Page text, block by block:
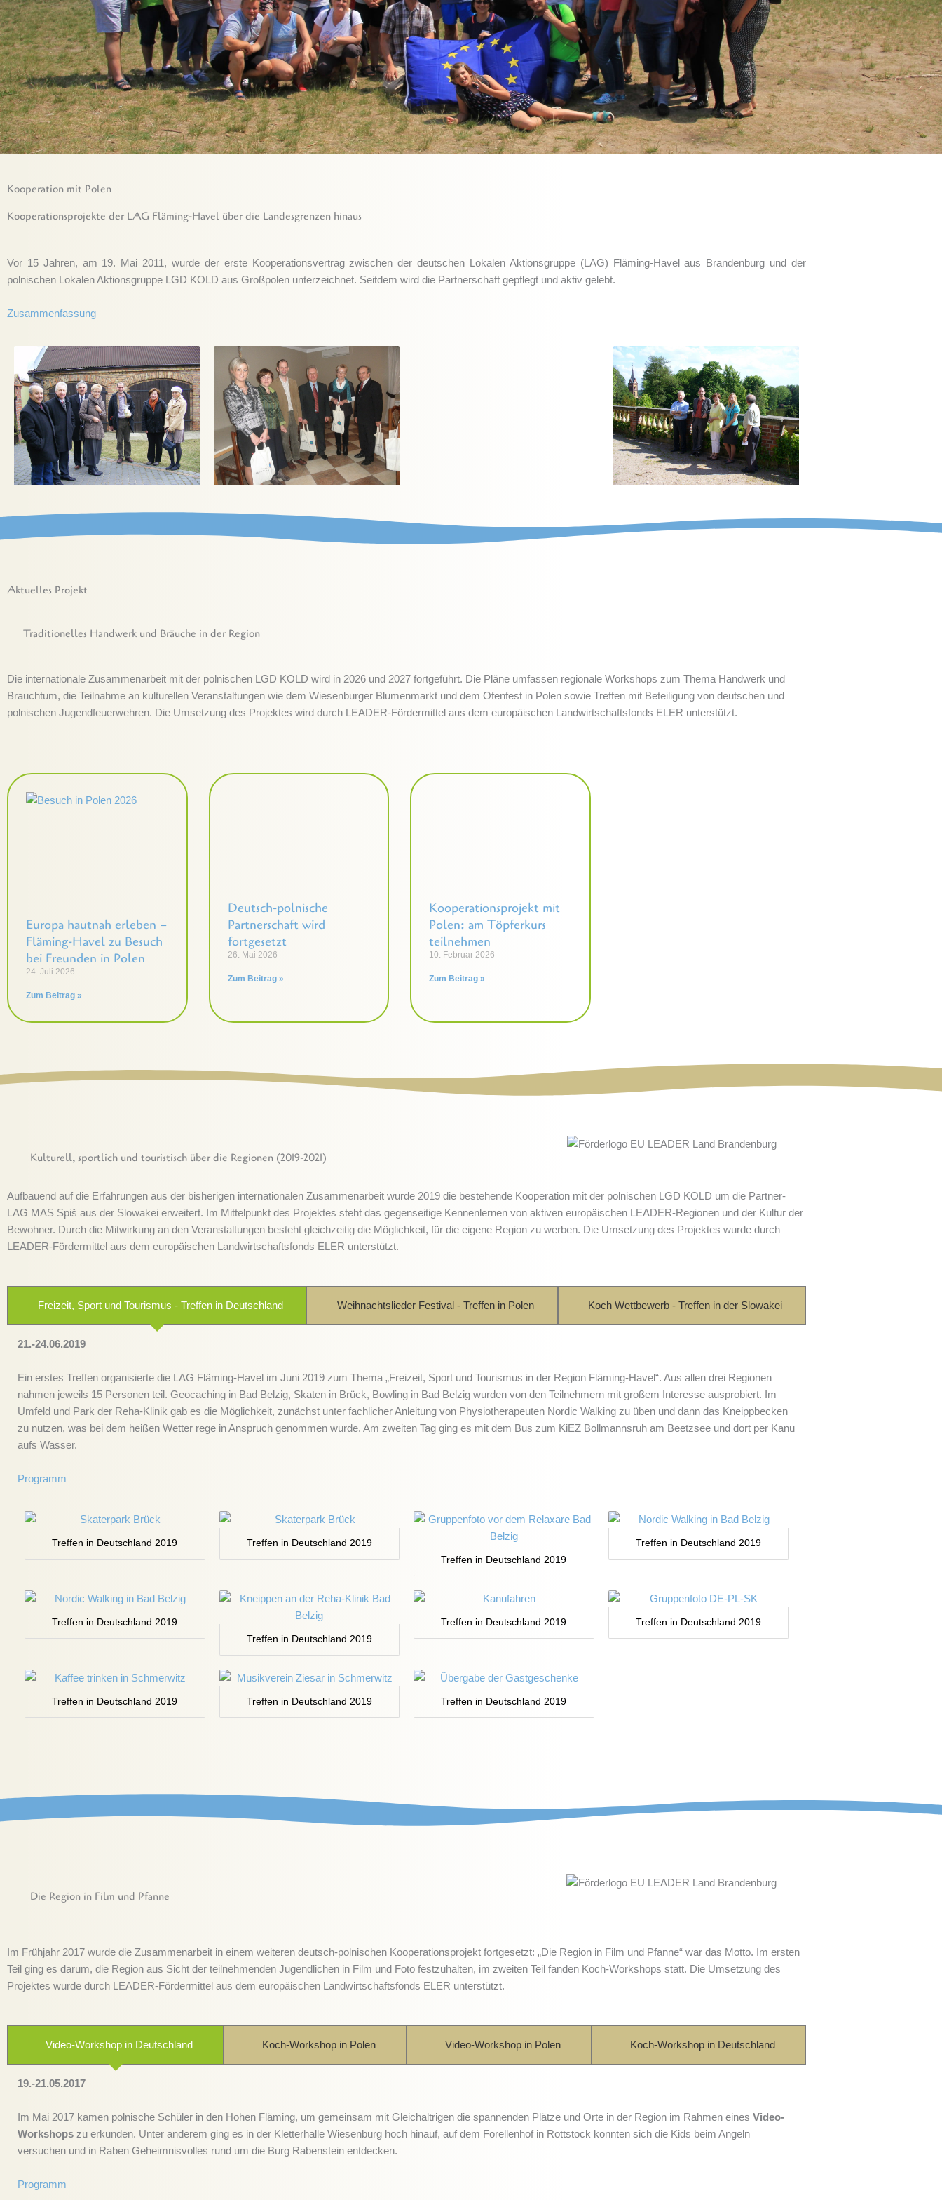
Kooperation mit Polen
Kooperationsprojekte der LAG Fläming-Havel über die Landesgrenzen hinaus
Vor 15 Jahren, am 19. Mai 2011, wurde der erste Kooperationsvertrag zwischen der deutschen Lokalen Aktionsgruppe (LAG) Fläming-Havel aus Brandenburg und der
polnischen Lokalen Aktionsgruppe LGD KOLD aus Großpolen unterzeichnet. Seitdem wird die Partnerschaft gepflegt und aktiv gelebt.
Zusammenfassung
Aktuelles Projekt
Traditionelles Handwerk und Bräuche in der Region
Die internationale Zusammenarbeit mit der polnischen LGD KOLD wird in 2026 und 2027 fortgeführt. Die Pläne umfassen regionale Workshops zum Thema Handwerk und
Brauchtum, die Teilnahme an kulturellen Veranstaltungen wie dem Wiesenburger Blumenmarkt und dem Ofenfest in Polen sowie Treffen mit Beteiligung von deutschen und
polnischen Jugendfeuerwehren. Die Umsetzung des Projektes wird durch LEADER-Fördermittel aus dem europäischen Landwirtschaftsfonds ELER unterstützt.
Europa hautnah erleben –
Fläming-Havel zu Besuch
bei Freunden in Polen
24. Juli 2026
Zum Beitrag »
Deutsch-polnische
Partnerschaft wird
fortgesetzt
26. Mai 2026
Zum Beitrag »
Kooperationsprojekt mit
Polen: am Töpferkurs
teilnehmen
10. Februar 2026
Zum Beitrag »
Kulturell, sportlich und touristisch über die Regionen (2019-2021)
Aufbauend auf die Erfahrungen aus der bisherigen internationalen Zusammenarbeit wurde 2019 die bestehende Kooperation mit der polnischen LGD KOLD um die Partner-
LAG MAS Spiš aus der Slowakei erweitert. Im Mittelpunkt des Projektes steht das gegenseitige Kennenlernen von aktiven europäischen LEADER-Regionen und der Kultur der
Bewohner. Durch die Mitwirkung an den Veranstaltungen besteht gleichzeitig die Möglichkeit, für die eigene Region zu werben. Die Umsetzung des Projektes wurde durch
LEADER-Fördermittel aus dem europäischen Landwirtschaftsfonds ELER unterstützt.
Freizeit, Sport und Tourismus - Treffen in Deutschland Weihnachtslieder Festival - Treffen in Polen Koch Wettbewerb - Treffen in der Slowakei
21.-24.06.2019
Ein erstes Treffen organisierte die LAG Fläming-Havel im Juni 2019 zum Thema „Freizeit, Sport und Tourismus in der Region Fläming-Havel“. Aus allen drei Regionen
nahmen jeweils 15 Personen teil. Geocaching in Bad Belzig, Skaten in Brück, Bowling in Bad Belzig wurden von den Teilnehmern mit großem Interesse ausprobiert. Im
Umfeld und Park der Reha-Klinik gab es die Möglichkeit, zunächst unter fachlicher Anleitung von Physiotherapeuten Nordic Walking zu üben und dann das Kneippbecken
zu nutzen, was bei dem heißen Wetter rege in Anspruch genommen wurde. Am zweiten Tag ging es mit dem Bus zum KiEZ Bollmannsruh am Beetzsee und dort per Kanu
aufs Wasser.
Programm
Treffen in Deutschland 2019
Treffen in Deutschland 2019
Treffen in Deutschland 2019
Treffen in Deutschland 2019
Treffen in Deutschland 2019
Treffen in Deutschland 2019
Treffen in Deutschland 2019 Treffen in Deutschland 2019
Treffen in Deutschland 2019 Treffen in Deutschland 2019 Treffen in Deutschland 2019
Die Region in Film und Pfanne
Im Frühjahr 2017 wurde die Zusammenarbeit in einem weiteren deutsch-polnischen Kooperationsprojekt fortgesetzt: „Die Region in Film und Pfanne“ war das Motto. Im ersten
Teil ging es darum, die Region aus Sicht der teilnehmenden Jugendlichen in Film und Foto festzuhalten, im zweiten Teil fanden Koch-Workshops statt. Die Umsetzung des
Projektes wurde durch LEADER-Fördermittel aus dem europäischen Landwirtschaftsfonds ELER unterstützt.
Video-Workshop in Deutschland Koch-Workshop in Polen Video-Workshop in Polen Koch-Workshop in Deutschland
19.-21.05.2017
Im Mai 2017 kamen polnische Schüler in den Hohen Fläming, um gemeinsam mit Gleichaltrigen die spannenden Plätze und Orte in der Region im Rahmen eines Video-
Workshops zu erkunden. Unter anderem ging es in der Kletterhalle Wiesenburg hoch hinauf, auf dem Forellenhof in Rottstock konnten sich die Kids beim Angeln
versuchen und in Raben Geheimnisvolles rund um die Burg Rabenstein entdecken.
Programm